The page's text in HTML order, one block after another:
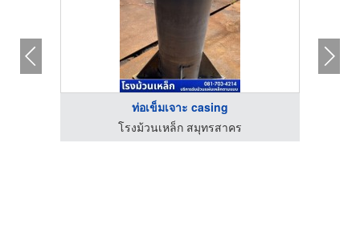
ท่อเข็มเจาะ casing
โรงม้วนเหล็ก สมุทรสาคร